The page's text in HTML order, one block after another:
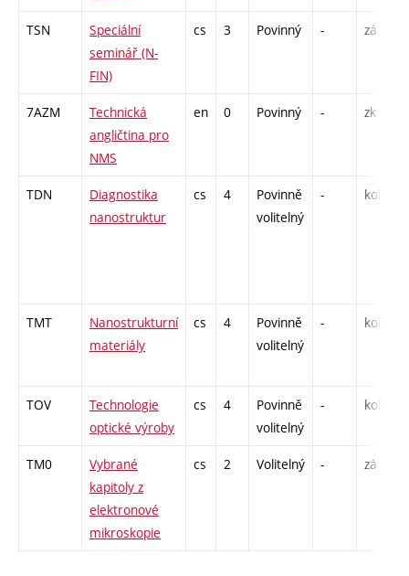
TSN
Speciální
seminář (N-
FIN)
cs 3 Povinný - zá
7AZM
Technická
angličtina pro
NMS
en 0 Povinný - zk
TDN
Diagnostika
nanostruktur
cs 4
Povinně
volitelný
- kol
TMT
Nanostrukturní
materiály
cs 4
Povinně
volitelný
- kol
TOV
Technologie
optické výroby
cs 4
Povinně
volitelný
- kol
TM0
Vybrané
kapitoly z
elektronové
mikroskopie
cs 2 Volitelný - zá